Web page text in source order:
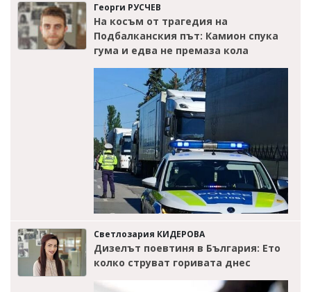
Георги РУСЧЕВ
На косъм от трагедия на
Подбалканския път: Камион спука
гума и едва не премаза кола
Светлозария КИДЕРОВА
Дизелът поевтиня в България: Ето
колко струват горивата днес